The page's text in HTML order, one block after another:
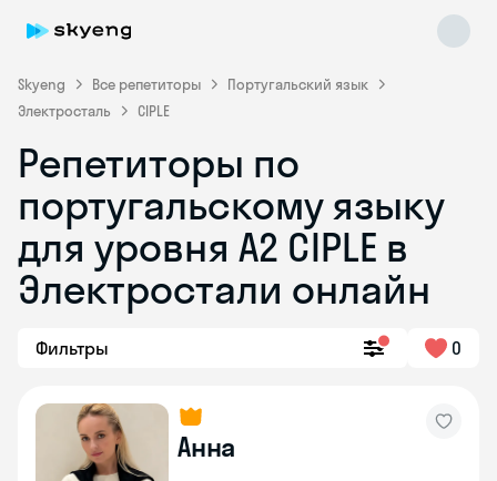
Skyeng Все репетиторы
Португальский язык
Электросталь
CIPLE
Репетиторы по
португальскому языку
для уровня A2 CIPLE в
Электростали онлайн
Фильтры 0
Анна
Skyeng Chat
online